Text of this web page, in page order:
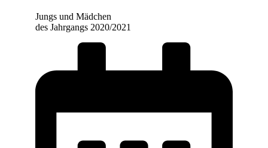
Jungs und Mädchen
des Jahrgangs 2020/2021